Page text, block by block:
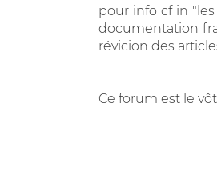
pour info cf in
documentation
révicion des
Ce forum est le